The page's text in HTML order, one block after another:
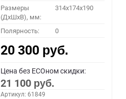
Размеры
(ДхШхВ), мм:
314x174x190
Полярность: 0
20 300 руб.
Цена без ECOном скидки:
21 100 руб.
Артикул: 61849